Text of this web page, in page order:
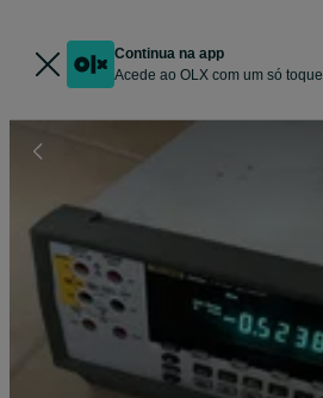
Continua na app
Acede ao OLX com um só toque